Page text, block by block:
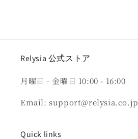
Relysia 公式ストア
月曜日‐金曜日 10:00 - 16:00
Email: support@relysia.co.jp
Quick links